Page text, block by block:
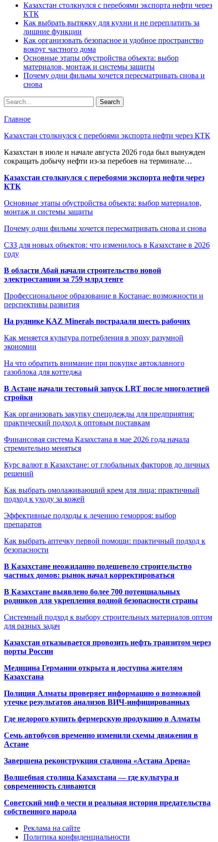
Казахстан столкнулся с перебоями экспорта нефти через
КТК
Как выбрать вытяжку для кухни и не переплатить за
лишние функции
Как организовать безопасное и удобное пространство
вокруг частного дома
Основные этапы обустройства объекта: выбор
материалов, монтаж и системы защиты
Почему одни фильмы хочется пересматривать снова и
снова
Главное
Казахстан столкнулся с перебоями экспорта нефти через КТК
Казахстан в июле и начале августа 2026 года был вынужден
сокращать добычу нефти из-за перебоев на терминале…
Казахстан столкнулся с перебоями экспорта нефти через
КТК
Основные этапы обустройства объекта: выбор материалов,
монтаж и системы защиты
Почему одни фильмы хочется пересматривать снова и снова
СЗЗ для новых объектов: что изменилось в Казахстане в 2026
году
В области Абай начали строительство новой
электростанции за 759 млрд тенге
Профессиональное образование в Костанае: возможности и
перспективы развития
На руднике KAZ Minerals пострадали шесть рабочих
Как меняется культура потребления в эпоху разумной
экономии
На что обратить внимание при покупке автоклавного
газоблока для коттеджа
В Астане начали тестовый запуск LRT после многолетней
стройки
Как организовать закупку спецодежды для предприятия:
практический подход к оптовым поставкам
Финансовая система Казахстана в мае 2026 года начала
стремительно меняться
Курс валют в Казахстане: от глобальных факторов до личных
решений
Как выбрать омолаживающий крем для лица: практичный
подход к уходу за кожей
Эффективные подходы к лечению геморроя: выбор
препаратов
Как выбрать аптечку первой помощи: практичный подход к
безопасности
В Казахстане неожиданно подешевело строительство
частных домов: рынок начал корректироваться
В Казахстане выявлено более 700 потенциальных
родников для укрепления водной безопасности страны
Системный подход к выбору строительных материалов оптом
для разных задач
Казахстан отказывается провозить нефть транзитом через
порты России
Медицина Германии открыта и доступна жителям
Казахстана
Полиция Алматы проверяет информацию о возможной
утечке результатов анализов ВИЧ-инфицированных
Где недорого купить фермерскую продукцию в Алматы
Семь автобусов временно изменили схемы движения в
Астане
Завершена реконструкция стадиона «Астана Арена»
Волшебная столица Казахстана — где культура и
современность сливаются
Советский миф о чести и реальная история предательства
собственного народа
Реклама на сайте
Политика конфиденциальности